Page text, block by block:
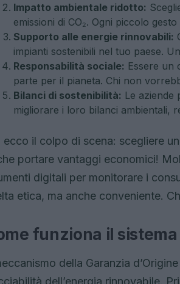
Impatto ambientale ridotto:
emissioni di CO₂. Ogni piccolo
Supporto alle energie rinnovabili:
impianti sostenibili nel tuo paese.
Responsabilità sociale: Essere un
parte per il pianeta. Chi non
Bilanci di sostenibilità: Le aziende
migliorare i loro bilanci ambientali,
ecco il colpo di scena: scegliere
portare vantaggi economici!
digitali per monitorare i
etica, ma anche conveniente.
funziona il
della Garanzia